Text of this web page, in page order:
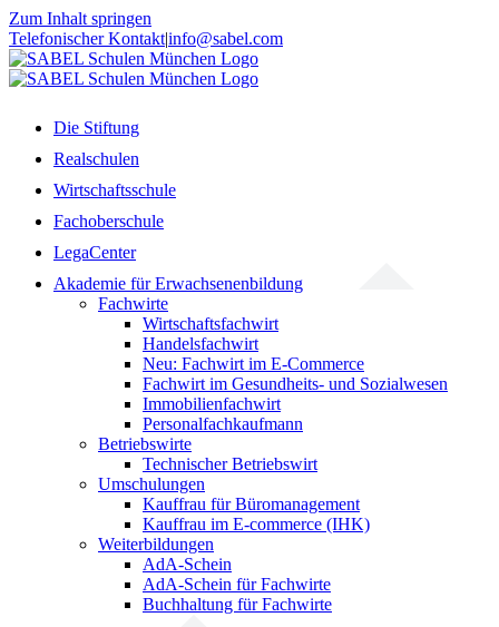
Zum Inhalt springen
Telefonischer Kontakt|info@sabel.com
Die Stiftung
Realschulen
Wirtschaftsschule
Fachoberschule
LegaCenter
Akademie für Erwachsenenbildung
Fachwirte
Wirtschaftsfachwirt
Handelsfachwirt
Neu: Fachwirt im E-Commerce
Fachwirt im Gesundheits- und Sozialwesen
Immobilienfachwirt
Personalfachkaufmann
Betriebswirte
Technischer Betriebswirt
Umschulungen
Kauffrau für Büromanagement
Kauffrau im E-commerce (IHK)
Weiterbildungen
AdA-Schein
AdA-Schein für Fachwirte
Buchhaltung für Fachwirte